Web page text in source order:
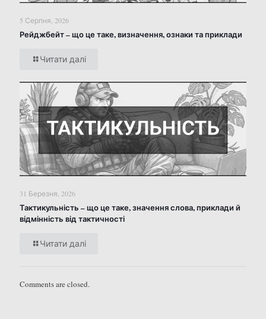
5 Серпня, 2026
Рейджбейт – що це таке, визначення, ознаки та приклади
Читати далі
31 Березня, 2026
Тактикульність – що це таке, значення слова, приклади й
відмінність від тактичності
Читати далі
Comments are closed.